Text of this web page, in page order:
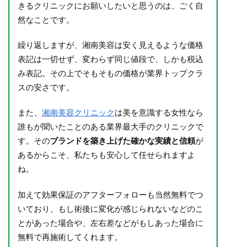
きるクリニックにお願いしたいと思うのは、ごく自
然なことです。
繰り返しますが、湘南美容は安く見えるような価格
表記は一切せず、変わらず同じ値段で、しかも税込
み表記。その上でそもそもの価格が業界トップクラ
スの安さです。
また、 湘南美容クリニックは美を意識する女性なら
誰もが聞いたことのある業界最大手のクリニックで
す。そのブランドを築き上げた確かな実績と信頼が
あるからこそ、私たちも安心して任せられますよ
ね。
加えて効果保証のアフターフォローも当然無料でつ
いており、もし術後に変化が感じられないなどのこ
とがあった場合や、左右差などがもしあった場合に
無料で再施術してくれます。